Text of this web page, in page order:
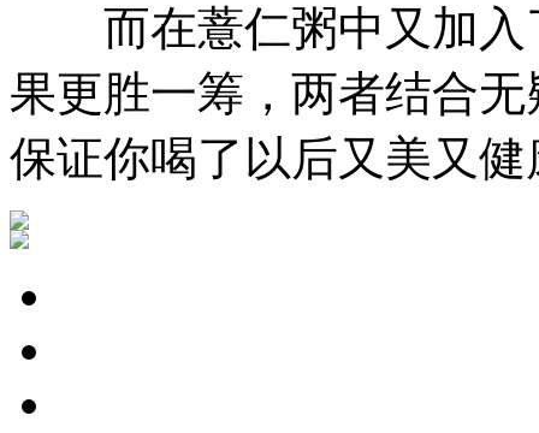
而在薏仁粥中又加入
果更胜一筹，两者结合无
保证你喝了以后又美又健